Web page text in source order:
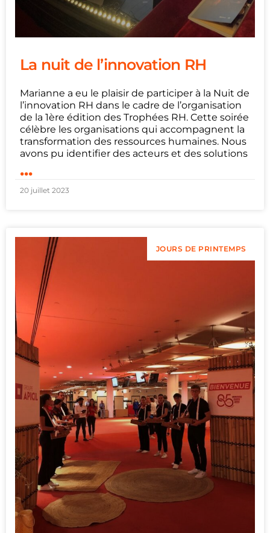
La nuit de l’innovation RH
Marianne a eu le plaisir de participer à la Nuit de
l’innovation RH dans le cadre de l’organisation
de la 1ère édition des Trophées RH. Cette soirée
célèbre les organisations qui accompagnent la
transformation des ressources humaines. Nous
avons pu identifier des acteurs et des solutions
...
20 juillet 2023
JOURS DE PRINTEMPS